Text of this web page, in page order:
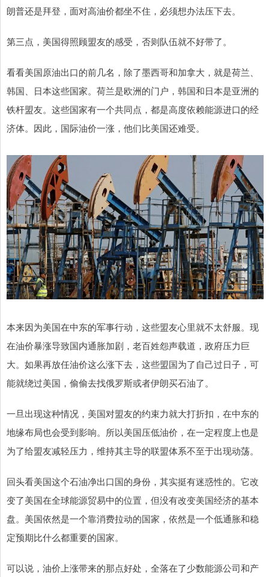
朗普还是拜登，面对高油价都坐不住，必须想办法压下去。
第三点，美国得照顾盟友的感受，否则队伍就不好带了。
看看美国原油出口的前几名，除了墨西哥和加拿大，就是荷兰、
韩国、日本这些国家。荷兰是欧洲的门户，韩国和日本是亚洲的
铁杆盟友。这些国家有一个共同点，都是高度依赖能源进口的经
济体。因此，国际油价一涨，他们比美国还难受。
本来因为美国在中东的军事行动，这些盟友心里就不太舒服。现
在油价暴涨导致国内通胀加剧，老百姓怨声载道，政府压力巨
大。如果再放任油价这么涨下去，这些盟国为了自己过日子，可
能就绕过美国，偷偷去找俄罗斯或者伊朗买石油了。
一旦出现这种情况，美国对盟友的约束力就大打折扣，在中东的
地缘布局也会受到影响。所以美国压低油价，在一定程度上也是
为了给盟友减轻压力，维持其主导的联盟体系不至于出现动荡。
回头看美国这个石油净出口国的身份，其实挺有迷惑性的。它改
变了美国在全球能源贸易中的位置，但没有改变美国经济的基本
盘。美国依然是一个靠消费拉动的国家，依然是一个低通胀和稳
定预期比什么都重要的国家。
可以说，油价上涨带来的那点好处，全落在了少数能源公司和产